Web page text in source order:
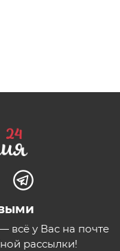
всё у Вас на почте
рассылки!